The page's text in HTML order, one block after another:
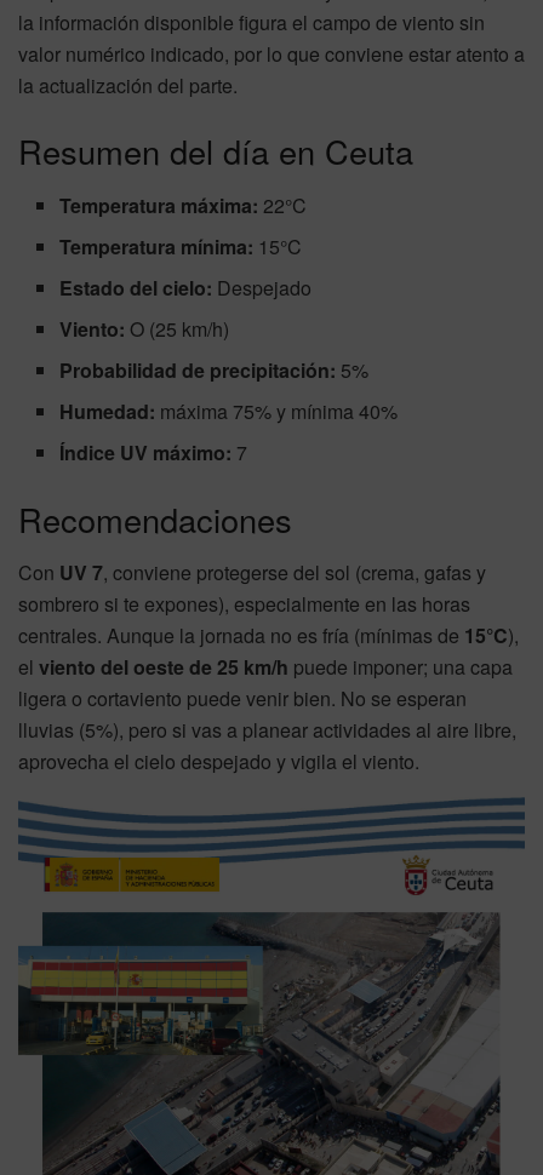
la información disponible figura el campo de viento sin
valor numérico indicado, por lo que conviene estar atento a
la actualización del parte.
Resumen del día en Ceuta
Temperatura máxima: 22°C
Temperatura mínima: 15°C
Estado del cielo: Despejado
Viento: O (25 km/h)
Probabilidad de precipitación: 5%
Humedad: máxima 75% y mínima 40%
Índice UV máximo: 7
Recomendaciones
Con UV 7, conviene protegerse del sol (crema, gafas y
sombrero si te expones), especialmente en las horas
centrales. Aunque la jornada no es fría (mínimas de 15°C),
el viento del oeste de 25 km/h puede imponer; una capa
ligera o cortaviento puede venir bien. No se esperan
lluvias (5%), pero si vas a planear actividades al aire libre,
aprovecha el cielo despejado y vigila el viento.